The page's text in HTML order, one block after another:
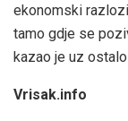
ekonomski
tamo gdje se
kazao je uz
Vrisak.info